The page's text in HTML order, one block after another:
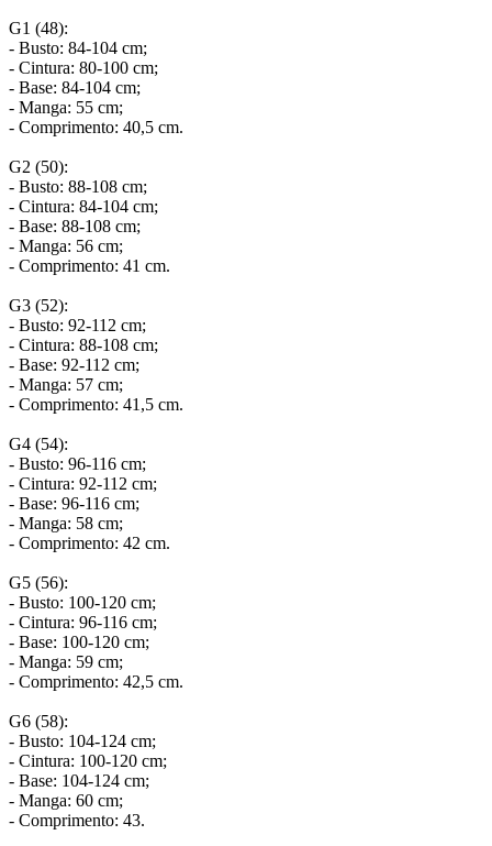
G1 (48):
- Busto: 84-104 cm;
- Cintura: 80-100 cm;
- Base: 84-104 cm;
- Manga: 55 cm;
- Comprimento: 40,5 cm.
G2 (50):
- Busto: 88-108 cm;
- Cintura: 84-104 cm;
- Base: 88-108 cm;
- Manga: 56 cm;
- Comprimento: 41 cm.
G3 (52):
- Busto: 92-112 cm;
- Cintura: 88-108 cm;
- Base: 92-112 cm;
- Manga: 57 cm;
- Comprimento: 41,5 cm.
G4 (54):
- Busto: 96-116 cm;
- Cintura: 92-112 cm;
- Base: 96-116 cm;
- Manga: 58 cm;
- Comprimento: 42 cm.
G5 (56):
- Busto: 100-120 cm;
- Cintura: 96-116 cm;
- Base: 100-120 cm;
- Manga: 59 cm;
- Comprimento: 42,5 cm.
G6 (58):
- Busto: 104-124 cm;
- Cintura: 100-120 cm;
- Base: 104-124 cm;
- Manga: 60 cm;
- Comprimento: 43.